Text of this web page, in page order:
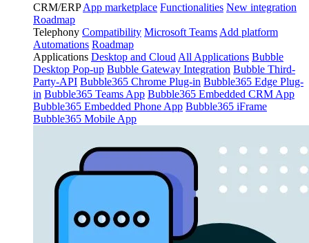
CRM/ERP App marketplace Functionalities New integration
Roadmap
Telephony Compatibility Microsoft Teams Add platform
Automations Roadmap
Applications Desktop and Cloud All Applications Bubble
Desktop Pop-up Bubble Gateway Integration Bubble Third-
Party-API Bubble365 Chrome Plug-in Bubble365 Edge Plug-
in Bubble365 Teams App Bubble365 Embedded CRM App
Bubble365 Embedded Phone App Bubble365 iFrame
Bubble365 Mobile App